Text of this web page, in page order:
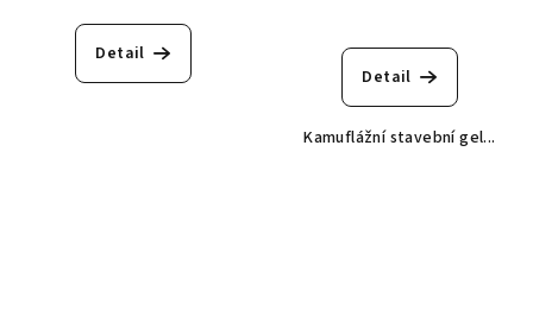
Detail
Detail
Kamuflážní stavební gel...